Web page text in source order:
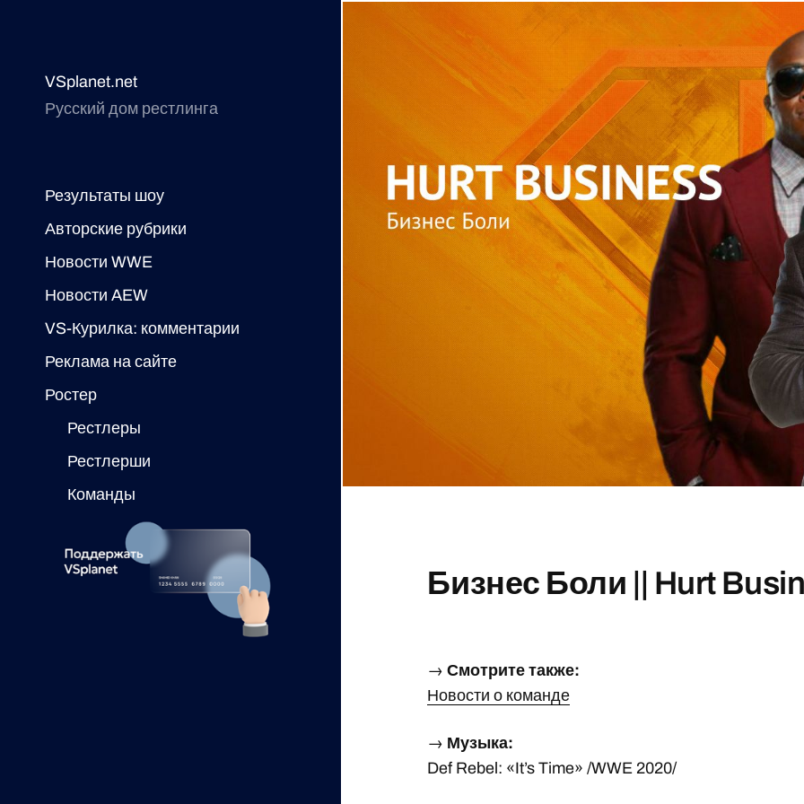
VSplanet.net
Русский дом рестлинга
Результаты шоу
Авторские рубрики
Новости WWE
Новости AEW
VS-Курилка: комментарии
Реклама на сайте
Ростер
Рестлеры
Рестлерши
Команды
Бизнес Боли || Hurt
→Смотрите также:
Новости о команде
→ Музыка:
Def Rebel: «It’s Time» /WWE 2020/